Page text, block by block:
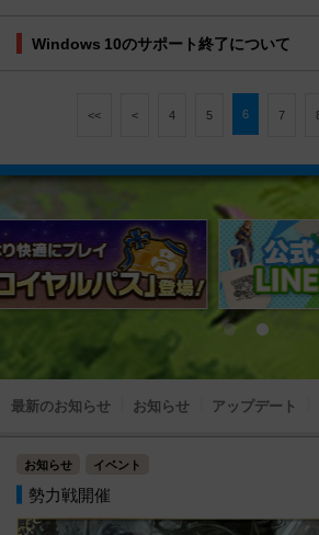
Windows 10のサポート終了について
<< < 4 5 6 7
最新のお知らせ お知らせ アップデート
お知らせ イベント
勢力戦開催